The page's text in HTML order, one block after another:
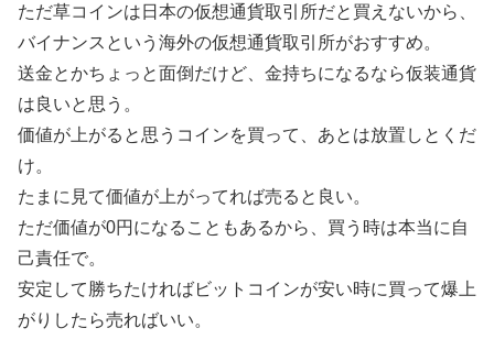
ただ草コインは日本の仮想通貨取引所だと買えないから、
バイナンスという海外の仮想通貨取引所がおすすめ。
送金とかちょっと面倒だけど、金持ちになるなら仮装通貨
は良いと思う。
価値が上がると思うコインを買って、あとは放置しとくだ
け。
たまに見て価値が上がってれば売ると良い。
ただ価値が0円になることもあるから、買う時は本当に自
己責任で。
安定して勝ちたければビットコインが安い時に買って爆上
がりしたら売ればいい。